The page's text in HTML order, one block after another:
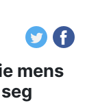
mens